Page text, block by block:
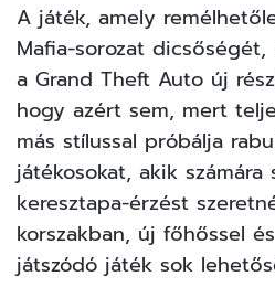
A játék, amely
Mafia-sorozat
a Grand Theft Auto új
hogy azért sem, mert
más stílussal próbálja
játékosokat, akik
keresztapa-érzést
korszakban, új főhőssel
játszódó játék sok